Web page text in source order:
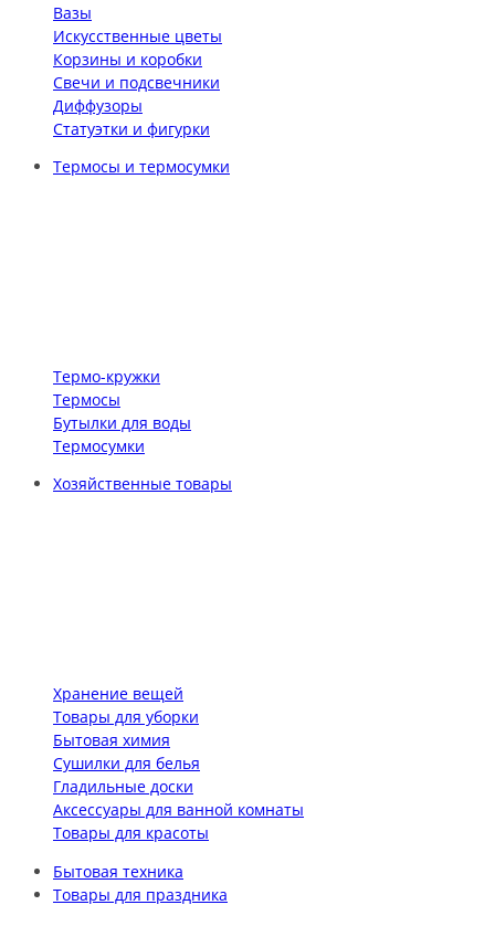
Вазы
Искусственные цветы
Корзины и коробки
Свечи и подсвечники
Диффузоры
Статуэтки и фигурки
Термосы и термосумки
Термо-кружки
Термосы
Бутылки для воды
Термосумки
Хозяйственные товары
Хранение вещей
Товары для уборки
Бытовая химия
Сушилки для белья
Гладильные доски
Аксессуары для ванной комнаты
Товары для красоты
Бытовая техника
Товары для праздника